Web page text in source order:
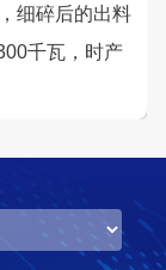
细碎后的出料
千瓦，时产